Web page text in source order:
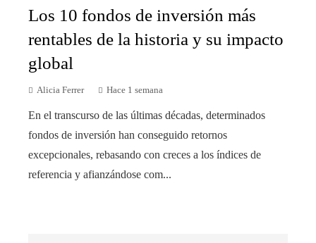
Los 10 fondos de inversión más
rentables de la historia y su impacto
global
Alicia Ferrer Hace 1 semana
En el transcurso de las últimas décadas, determinados
fondos de inversión han conseguido retornos
excepcionales, rebasando con creces a los índices de
referencia y afianzándose com...